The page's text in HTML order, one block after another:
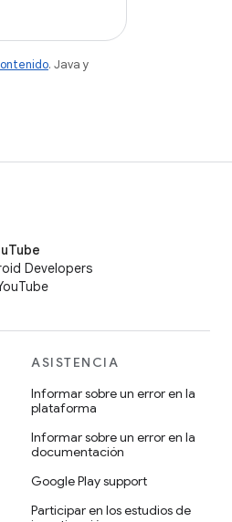
. Java y
Developers
ASISTENCIA
Informar sobre un error en la
plataforma
Informar sobre un error en la
documentación
Google Play support
Participar en los estudios de